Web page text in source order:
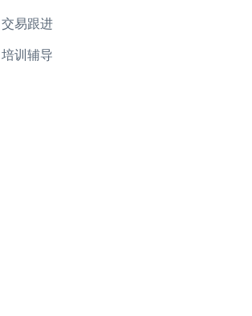
交易跟进
培训辅导